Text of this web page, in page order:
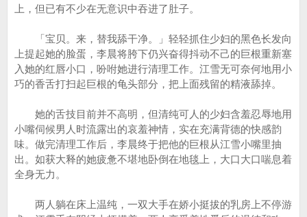
上，但已有不少在无意识中吞进了肚子。
「宝贝。来，替我舔干净。」轻轻抓住少妇的黑色长发向
上提起她的脸蛋，李晨将胯下仍兴奋得抖动不己的巨根重新塞
入她的红唇小口，吩咐她进行清理工作。江雪无可奈何地用小
巧的香舌打扫起巨根的龟头部分，把上面残留的精液舔掉。
她的舌技目前并不高明，但清纯可人的少妇含羞忍辱地用
小嘴伺候男人时流露出的哀羞神情，实在充满背德的快感韵
味。做完清理工作后，李晨终于把他的巨根从江雪小嘴里抽
出。如获大释的她疲惫不堪地卧倒在地毯上，大口大口喘息着
全身无力。
两人躺在床上温纯，一双大手在娇小挺拔的乳房上不停游